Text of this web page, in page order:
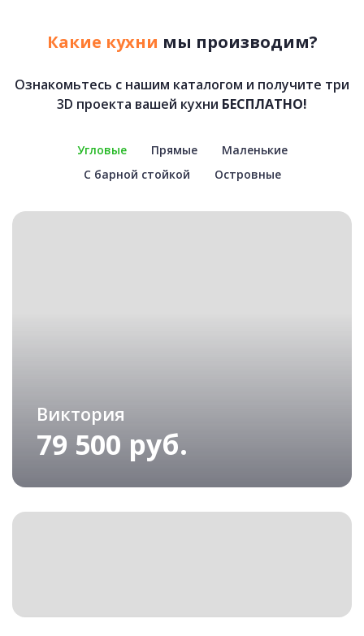
Какие кухни мы производим?
Ознакомьтесь с нашим каталогом и получите три
3D проекта вашей кухни БЕСПЛАТНО!
Угловые Прямые
Маленькие
С барной стойкой
Островные
Виктория
79 500 руб.